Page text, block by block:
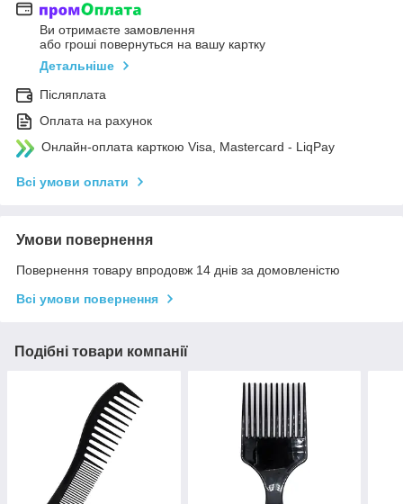
Ви отримаєте замовлення
або гроші повернуться на вашу картку
Детальніше
Післяплата
Оплата на рахунок
Онлайн-оплата карткою Visa, Mastercard - LiqPay
Всі умови оплати
Умови повернення
Повернення товару впродовж 14 днів за домовленістю
Всі умови повернення
Подібні товари компанії